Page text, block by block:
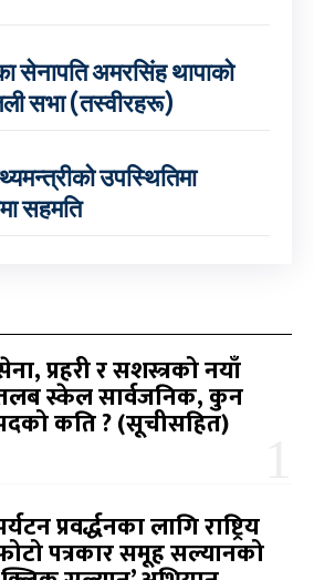
सेनापति अमरसिंह थापाको
सभा (तस्वीरहरू)
उपस्थितिमा
सहमति
प्रहरी र सशस्त्रको नयाँ
स्केल सार्वजनिक, कुन
कति ? (सूचीसहित)
प्रवर्द्धनका लागि राष्ट्रिय
पत्रकार समूह सल्यानको